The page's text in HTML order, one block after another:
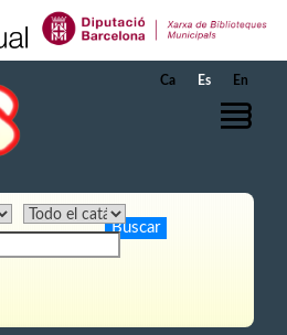
Ca Es En